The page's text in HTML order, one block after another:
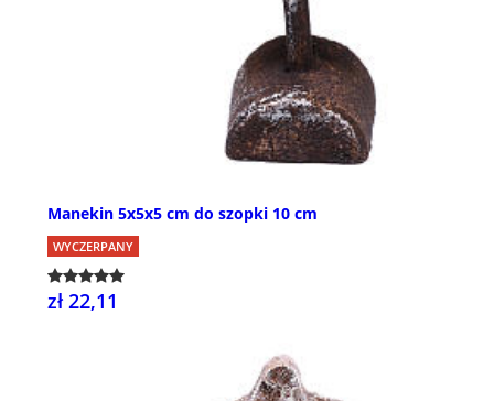
Manekin 5x5x5 cm do szopki 10 cm
WYCZERPANY
zł 22,11